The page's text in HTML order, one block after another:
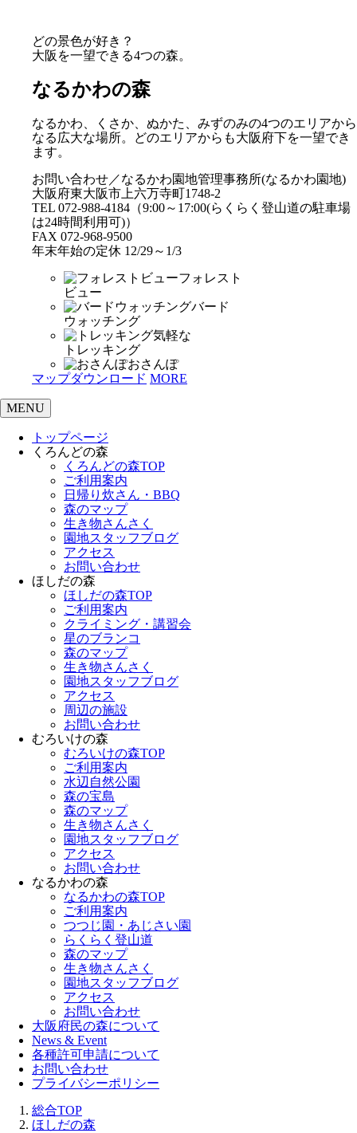
どの景色が好き？
大阪を一望できる4つの森。
なるかわの森
なるかわ、くさか、ぬかた、みずのみの4つのエリアから
なる広大な場所。どのエリアからも大阪府下を一望でき
ます。
お問い合わせ／なるかわ園地管理事務所(なるかわ園地)
大阪府東大阪市上六万寺町1748-2
TEL 072-988-4184（9:00～17:00(らくらく登山道の駐車場
は24時間利用可)）
FAX 072-968-9500
年末年始の定休 12/29～1/3
フォレスト
ビュー
バード
ウォッチング
気軽な
トレッキング
おさんぽ
マップダウンロード MORE
MENU
トップページ
くろんどの森
くろんどの森TOP
ご利用案内
日帰り炊さん・BBQ
森のマップ
生き物さんさく
園地スタッフブログ
アクセス
お問い合わせ
ほしだの森
ほしだの森TOP
ご利用案内
クライミング・講習会
星のブランコ
森のマップ
生き物さんさく
園地スタッフブログ
アクセス
周辺の施設
お問い合わせ
むろいけの森
むろいけの森TOP
ご利用案内
水辺自然公園
森の宝島
森のマップ
生き物さんさく
園地スタッフブログ
アクセス
お問い合わせ
なるかわの森
なるかわの森TOP
ご利用案内
つつじ園・あじさい園
らくらく登山道
森のマップ
生き物さんさく
園地スタッフブログ
アクセス
お問い合わせ
大阪府民の森について
News & Event
各種許可申請について
お問い合わせ
プライバシーポリシー
総合TOP
ほしだの森